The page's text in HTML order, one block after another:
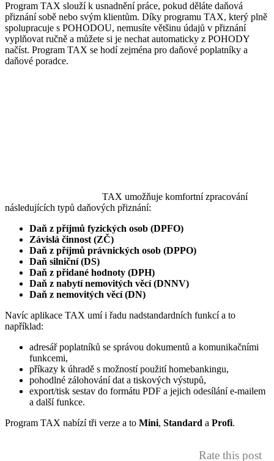
Program TAX slouží k usnadnění práce, pokud děláte daňová
přiznání sobě nebo svým klientům. Díky programu TAX, který plně
spolupracuje s POHODOU, nemusíte většinu údajů v přiznání
vyplňovat ručně a můžete si je nechat automaticky z POHODY
načíst. Program TAX se hodí zejména pro daňové poplatníky a
daňové poradce.
TAX umožňuje komfortní zpracování
následujících typů daňových přiznání:
Daň z příjmů fyzických osob (DPFO)
Závislá činnost (ZČ)
Daň z příjmů právnických osob (DPPO)
Daň silniční (DS)
Daň z přidané hodnoty (DPH)
Daň z nabytí nemovitých věcí (DNNV)
Daň z nemovitých věcí (DN)
Navíc aplikace TAX umí i řadu nadstandardních funkcí a to
například:
adresář poplatníků se správou dokumentů a komunikačními
funkcemi,
příkazy k úhradě s možností použití homebankingu,
pohodlné zálohování dat a tiskových výstupů,
export/tisk sestav do formátu PDF a jejich odesílání e-mailem
a další funkce.
Program TAX nabízí tři verze a to Mini, Standard a Profi.
Rate this post